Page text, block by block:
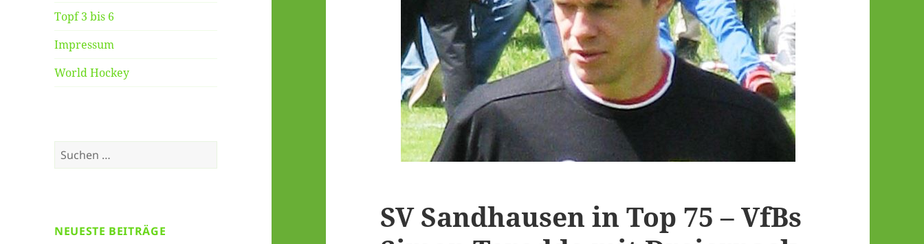
Topf 3 bis 6
Impressum
World Hockey
Suche
nach:
NEUESTE BEITRÄGE
SV Sandhausen in Top 75 – VfBs